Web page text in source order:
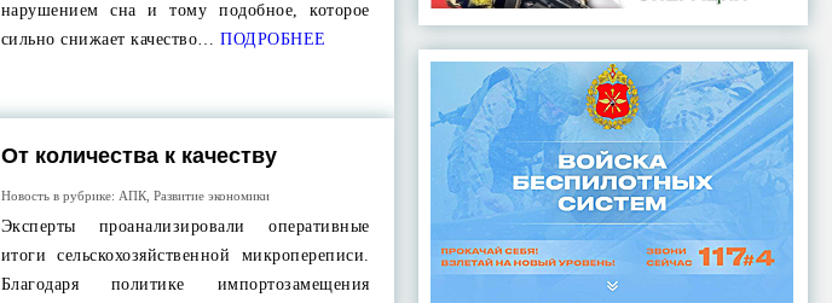
нарушением сна и тому подобное, которое
сильно снижает качество… ПОДРОБНЕЕ
От количества к качеству
Новость в рубрике: АПК, Развитие экономики
Эксперты проанализировали оперативные
итоги сельскохозяйственной микропереписи.
Благодаря политике импортозамещения